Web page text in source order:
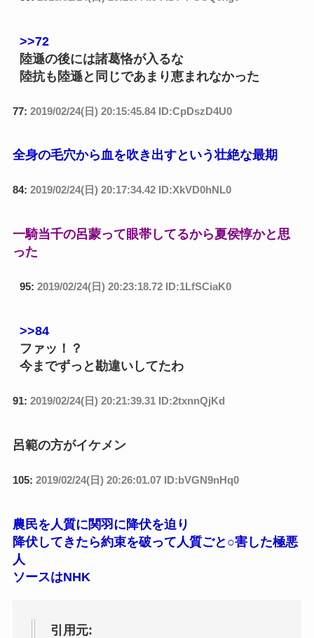
>>72
陸遜の後には諸葛恪が入るな
陸抗も陸遜と同じであまり恵まれなかった
77: 2019/02/24(日) 20:15:45.84 ID:CpDszD4U0
全身の毛穴から血を吹き出すという壮絶な最期
84: 2019/02/24(日) 20:17:34.42 ID:XkVD0hNL0
一騎当千の呂蒙って眼帯してるから夏侯惇かと思
った
95: 2019/02/24(日) 20:23:18.72 ID:1LfSCiaK0
>>84
ファッ！？
今までずっと勘違いしてたわ
91: 2019/02/24(日) 20:21:39.31 ID:2txnnQjKd
呂範の方がイケメン
105: 2019/02/24(日) 20:26:01.07 ID:bVGN9nHq0
農民を人質に関羽に降伏を迫り
降伏してきたら約束を破って人質ごと○害した極悪
人
ソースはNHK
引用元: